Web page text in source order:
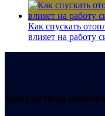
Как спускать
влияет на работу
Контактная